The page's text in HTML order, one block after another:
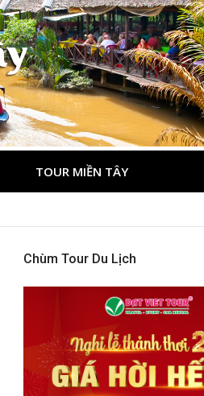
TOUR MIỀN TÂY
Chùm Tour Du Lịch